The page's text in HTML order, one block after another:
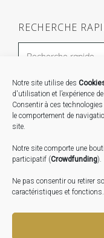
Notre site utilise des
d'utilisation et l’expérience
Consentir à ces
le comportement de
site.
Notre site comporte une
participatif (Crowdfunding).
Ne pas consentir ou retirer
caractéristiques et fonctions.
RECHERCHE
STAGES …
Expo « Mesures de
Inauguration de la
Atelier Image :
10 Oct. 2026